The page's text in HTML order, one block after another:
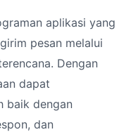
aplikasi yang
pesan melalui
Dengan
dapat
baik dengan
dan